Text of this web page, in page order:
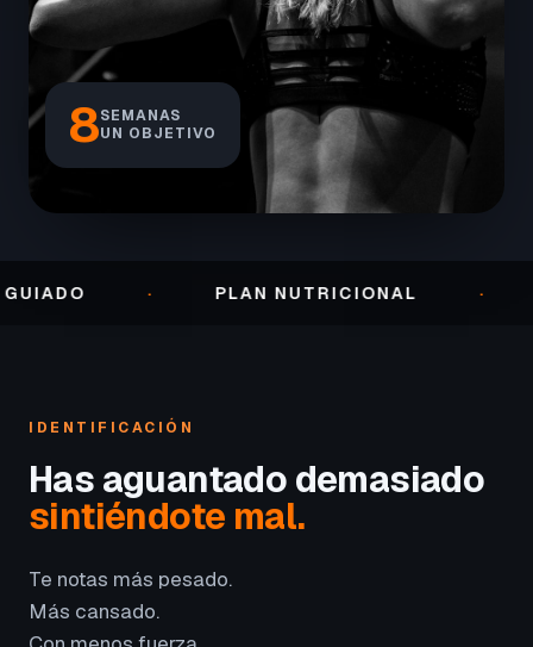
8SEMANAS
UN OBJETIVO
· PLAN NUTRICIONAL ·
IDENTIFICACIÓN
Has aguantado demasiado
sintiéndote mal.
Te notas más pesado.
Más cansado.